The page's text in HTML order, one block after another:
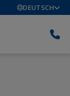
DEUTSCH